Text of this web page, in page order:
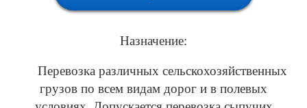
Назначение:
Перевозка различных сельскохозяйственных
грузов по всем видам дорог и в полевых